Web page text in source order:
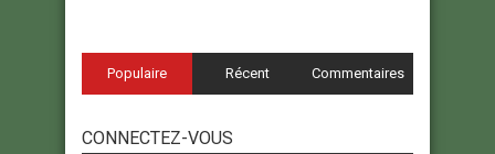
Populaire Récent Commentaires
CONNECTEZ-VOUS